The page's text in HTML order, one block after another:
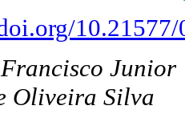
Junior
Oliveira Silva